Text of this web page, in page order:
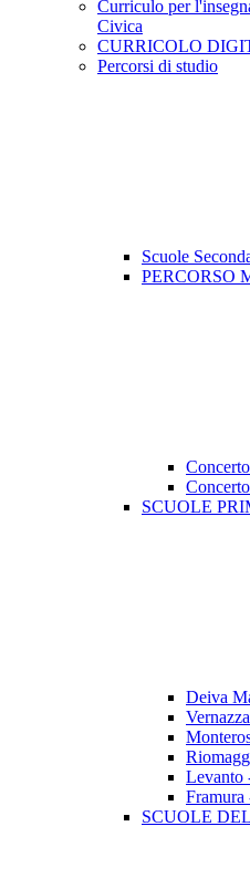
Curriculo per
Civica
CURRICOLO
Percorsi di studio
Scuole
PERCORSO
SCUOLE
Deiva
Levanto
Framura
SCUOLE